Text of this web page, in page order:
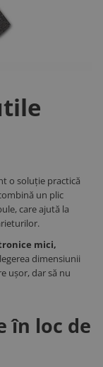
o soluție practică
un plic
care ajută la
mici,
dimensiunii
ușor, dar să nu
în loc de